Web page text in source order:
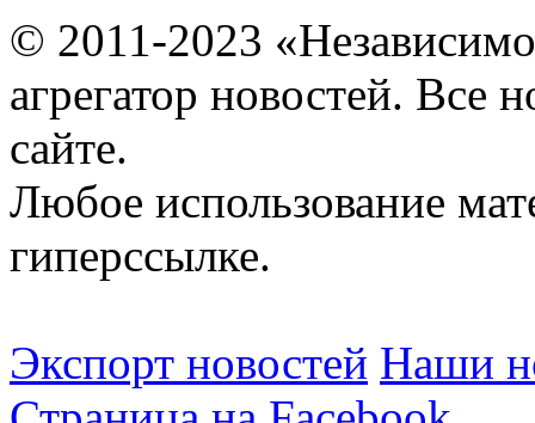
© 2011-2023
агрегатор новостей. Все
сайте.
Любое использование
гиперссылке.
Экспорт новостей Наши